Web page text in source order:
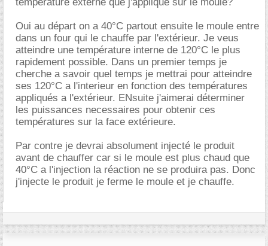
Oui au départ on a 40°C partout ensuite le moule entre
dans un four qui le chauffe par l'extérieur. Je veus
atteindre une température interne de 120°C le plus
rapidement possible. Dans un premier temps je
cherche a savoir quel temps je mettrai pour atteindre
ses 120°C a l'interieur en fonction des températures
appliqués a l'extérieur. ENsuite j'aimerai déterminer
les puissances necessaires pour obtenir ces
températures sur la face extérieure.
Par contre je devrai absolument injecté le produit
avant de chauffer car si le moule est plus chaud que
40°C a l'injection la réaction ne se produira pas. Donc
j'injecte le produit je ferme le moule et je chauffe.